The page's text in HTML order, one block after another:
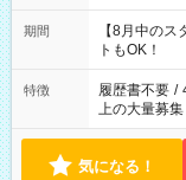
と休みを合
「できれば
ね。 ※Wワーク希望の方へ 今ご覧のお仕事で希望する勤務時間
と、もう1つ
合は応募で
期間
【8月中の
トもOK！
特徴 履歴書不要 /
上の大量募集
気になる！